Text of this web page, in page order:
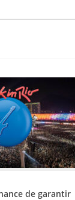
de garantir